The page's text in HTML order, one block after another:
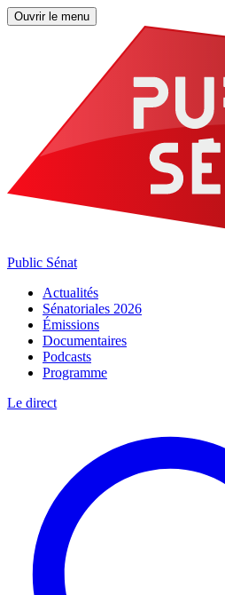
Ouvrir le menu
Public Sénat
Actualités
Sénatoriales 2026
Émissions
Documentaires
Podcasts
Programme
Le direct